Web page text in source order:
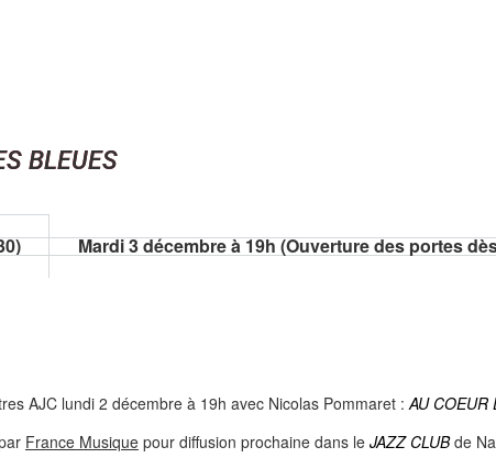
BLEUES
Mardi 3 décembre à 19h (Ouverture des portes
AJC lundi 2 décembre à 19h avec Nicolas Pommaret :AU COEUR
France Musique pour diffusion prochaine dans le JAZZ CLUBde